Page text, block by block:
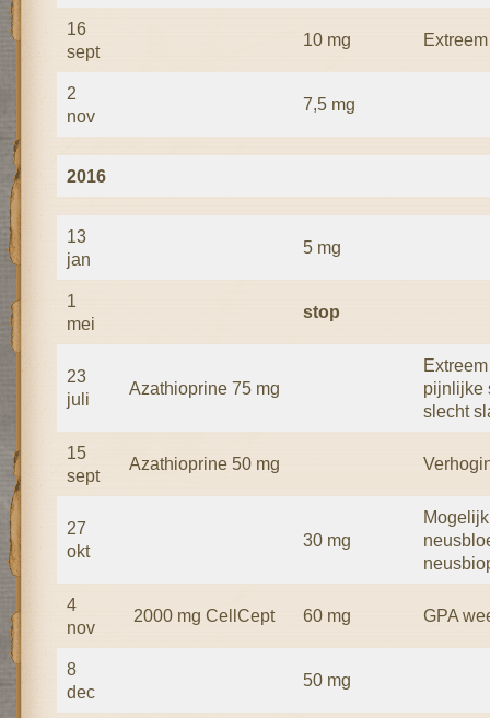
16
sept
10 mg
2
nov
7,5 mg
2016
13
jan
5 mg
1
mei
stop
23
juli
Azathioprine 75 mg
pijnlijke
slecht
15
sept
Azathioprine 50 mg
27
okt
30 mg
4
nov
2000 mg CellCept 60 mg GPA
8
dec
50 mg